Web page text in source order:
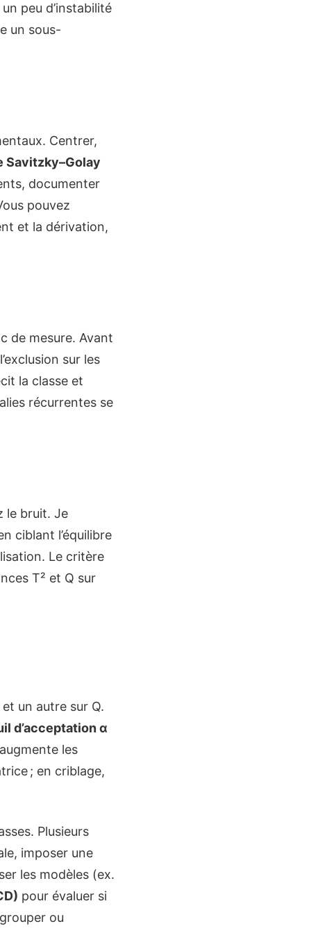
peu d’instabilité
un sous-
Centrer,
Savitzky–Golay
documenter
pouvez
et la dérivation,
de mesure. Avant
sur les
la classe et
récurrentes se
le bruit. Je
ciblant l’équilibre
Le critère
T² et Q sur
un autre sur Q.
d’acceptation α
les
; en criblage,
Plusieurs
imposer une
les modèles (ex.
pour évaluer si
ou